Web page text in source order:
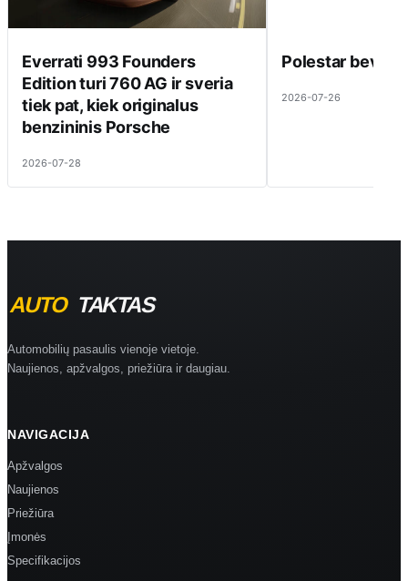
Everrati 993 Founders
Edition turi 760 AG ir sveria
tiek pat, kiek originalus
benzininis Porsche
2026-07-28
Polestar beveik
2026-07-26
Automobilių pasaulis vienoje vietoje.
Naujienos, apžvalgos, priežiūra ir daugiau.
NAVIGACIJA
Apžvalgos
Naujienos
Priežiūra
Įmonės
Specifikacijos